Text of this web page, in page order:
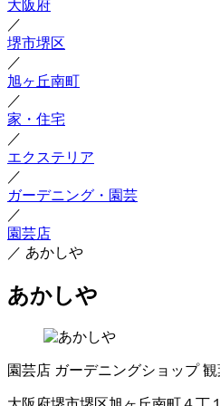
大阪府
／
堺市堺区
／
旭ヶ丘南町
／
家・住宅
／
エクステリア
／
ガーデニング・園芸
／
園芸店
／ あかしや
あかしや
園芸店 ガーデニングショップ 観